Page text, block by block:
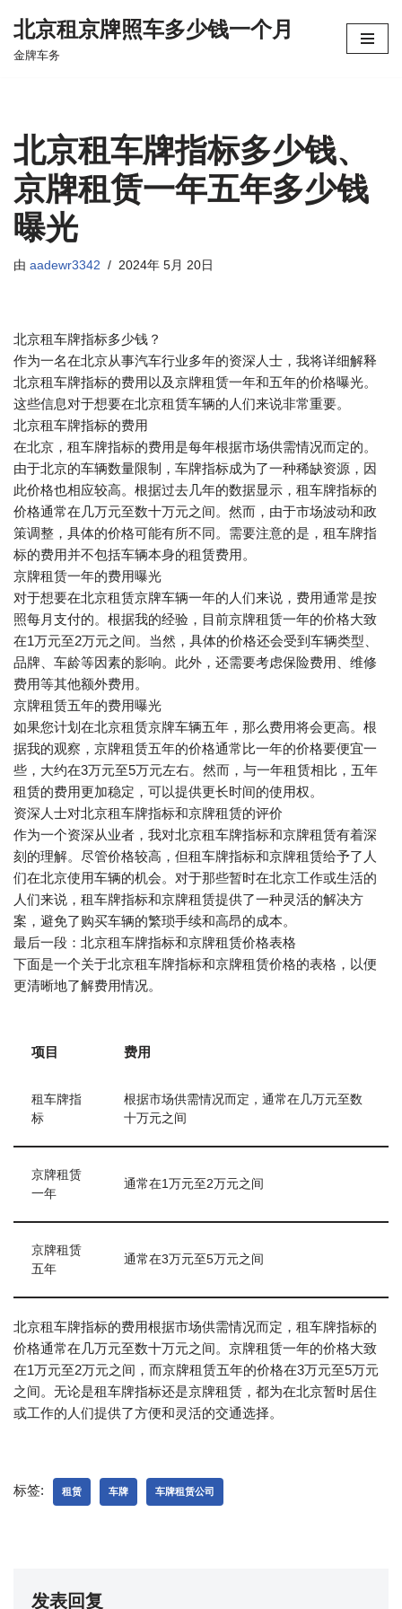
跳
北京租京牌照车多少钱一个月
金牌车务
北京租车牌指标多少钱、
京牌租赁一年五年多少钱
曝光
由 aadewr3342 2024年 5月 20日
北京租车牌指标多少钱？
作为一名在北京从事汽车行业多年的资深人士，我将详细解释
北京租车牌指标的费用以及京牌租赁一年和五年的价格曝光。
这些信息对于想要在北京租赁车辆的人们来说非常重要。
北京租车牌指标的费用
在北京，租车牌指标的费用是每年根据市场供需情况而定的。
由于北京的车辆数量限制，车牌指标成为了一种稀缺资源，因
此价格也相应较高。根据过去几年的数据显示，租车牌指标的
价格通常在几万元至数十万元之间。然而，由于市场波动和政
策调整，具体的价格可能有所不同。需要注意的是，租车牌指
标的费用并不包括车辆本身的租赁费用。
京牌租赁一年的费用曝光
对于想要在北京租赁京牌车辆一年的人们来说，费用通常是按
照每月支付的。根据我的经验，目前京牌租赁一年的价格大致
在1万元至2万元之间。当然，具体的价格还会受到车辆类型、
品牌、车龄等因素的影响。此外，还需要考虑保险费用、维修
费用等其他额外费用。
京牌租赁五年的费用曝光
如果您计划在北京租赁京牌车辆五年，那么费用将会更高。根
据我的观察，京牌租赁五年的价格通常比一年的价格要便宜一
些，大约在3万元至5万元左右。然而，与一年租赁相比，五年
租赁的费用更加稳定，可以提供更长时间的使用权。
资深人士对北京租车牌指标和京牌租赁的评价
作为一个资深从业者，我对北京租车牌指标和京牌租赁有着深
刻的理解。尽管价格较高，但租车牌指标和京牌租赁给予了人
们在北京使用车辆的机会。对于那些暂时在北京工作或生活的
人们来说，租车牌指标和京牌租赁提供了一种灵活的解决方
案，避免了购买车辆的繁琐手续和高昂的成本。
最后一段：北京租车牌指标和京牌租赁价格表格
下面是一个关于北京租车牌指标和京牌租赁价格的表格，以便
更清晰地了解费用情况。
项目 费用
租车牌指
标
根据市场供需情况而定，通常在几万元至数
十万元之间
京牌租赁
一年
通常在1万元至2万元之间
京牌租赁
五年
通常在3万元至5万元之间
北京租车牌指标的费用根据市场供需情况而定，租车牌指标的
价格通常在几万元至数十万元之间。京牌租赁一年的价格大致
在1万元至2万元之间，而京牌租赁五年的价格在3万元至5万元
之间。无论是租车牌指标还是京牌租赁，都为在北京暂时居住
或工作的人们提供了方便和灵活的交通选择。
标签: 租赁 车牌 车牌租赁公司
发表回复